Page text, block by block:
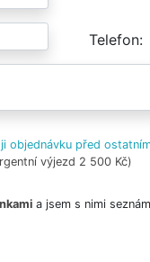
Telefon
objednávku před
výjezd 2 500 Kč)
a jsem s nimi